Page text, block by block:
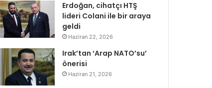
Erdoğan, cihatçı HTŞ
lideri Colani ile bir araya
geldi
Haziran 22, 2026
Irak’tan ‘Arap NATO’su’
önerisi
Haziran 21, 2026